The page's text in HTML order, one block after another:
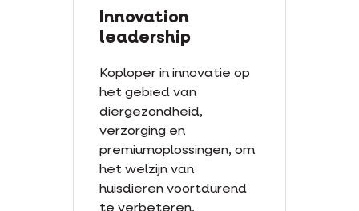
Innovation
leadership
Koploper in innovatie op
het gebied van
diergezondheid,
verzorging en
premiumoplossingen, om
het welzijn van
huisdieren voortdurend